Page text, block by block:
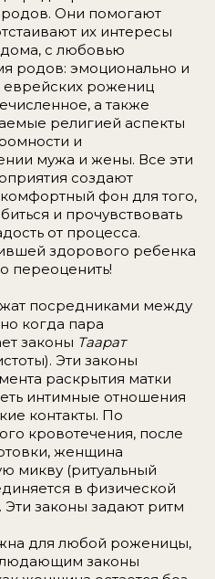
Они помогают
их интересы
с любовью
родов: эмоционально и
рожениц
а также
религией аспекты
и
мужа и жены. Все эти
создают
фон для того,
и прочувствовать
от процесса.
здорового ребенка
переоценить!
посредниками между
когда пара
законы Таарат
Эти законы
раскрытия матки
интимные отношения
контакты. По
кровотечения, после
женщина
микву (ритуальный
в физической
законы задают ритм
для любой роженицы,
законы